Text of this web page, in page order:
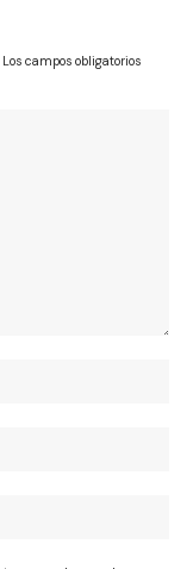
Los campos obligatorios